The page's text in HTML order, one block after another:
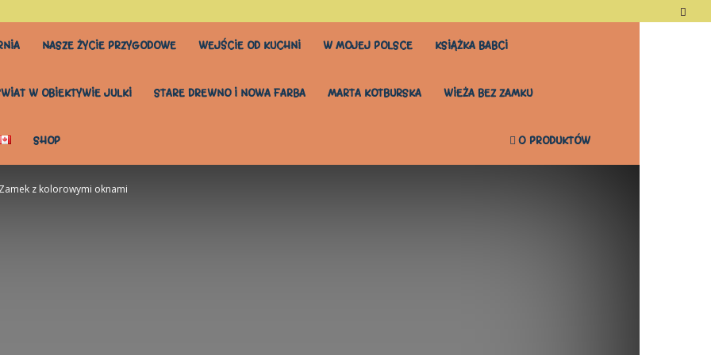
NASZE ŻYCIE PRZYGODOWE WEJŚCIE OD KUCHNI W MOJEJ POLSCE KSIĄŻKA BABCI
W OBIEKTYWIE JULKI STARE DREWNO I NOWA FARBA MARTA KOTBURSKA WIEŻA BEZ ZAMKU
SHOP 0 PRODUKTÓW
Zamek z kolorowymi oknami